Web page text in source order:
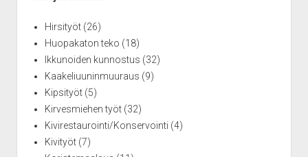
Hirsityöt(26)
Huopakaton teko (18)
Ikkunoiden kunnostus (32)
Kaakeliuuninmuuraus (9)
Kipsityöt(5)
Kirvesmiehen työt(32)
Kivirestaurointi/Konservointi (4)
Kivityöt(7)